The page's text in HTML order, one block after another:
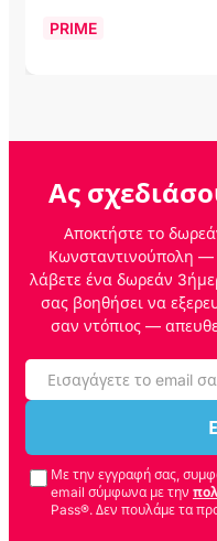
PRIME
Ας
Αποκτήστε το
Κωνσταντινούπολη —
λάβετε ένα δωρεάν
σας βοηθήσει να
σαν ντόπιος —
Με την εγγραφή σας,
email σύμφωνα με την
Pass®. Δεν πουλάμε τα